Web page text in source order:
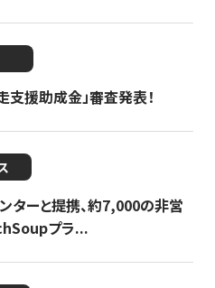
支援助成金」審査発表！
ターと提携、約7,000の非営
プラ...